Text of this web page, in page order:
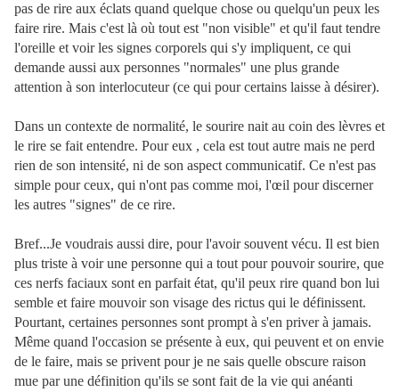
pas de rire aux éclats quand quelque chose ou quelqu'un peux les
faire rire. Mais c'est là où tout est "non visible" et qu'il faut tendre
l'oreille et voir les signes corporels qui s'y impliquent, ce qui
demande aussi aux personnes "normales" une plus grande
attention à son interlocuteur (ce qui pour certains laisse à désirer).
Dans un contexte de normalité, le sourire nait au coin des lèvres et
le rire se fait entendre. Pour eux , cela est tout autre mais ne perd
rien de son intensité, ni de son aspect communicatif. Ce n'est pas
simple pour ceux, qui n'ont pas comme moi, l'œil pour discerner
les autres "signes" de ce rire.
Bref...Je voudrais aussi dire, pour l'avoir souvent vécu. Il est bien
plus triste à voir une personne qui a tout pour pouvoir sourire, que
ces nerfs faciaux sont en parfait état, qu'il peux rire quand bon lui
semble et faire mouvoir son visage des rictus qui le définissent.
Pourtant, certaines personnes sont prompt à s'en priver à jamais.
Même quand l'occasion se présente à eux, qui peuvent et on envie
de le faire, mais se privent pour je ne sais quelle obscure raison
mue par une définition qu'ils se sont fait de la vie qui anéanti